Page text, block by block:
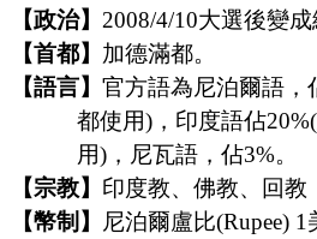
【政治】 2008/4/10大選後變成
【首都】 加德滿都。
【語言】 官方語為尼泊爾語，
都使用)，印度語佔
用)，尼瓦語，佔3%。
【宗教】 印度教、佛教、回教
【幣制】
尼泊爾盧比(Rupee)